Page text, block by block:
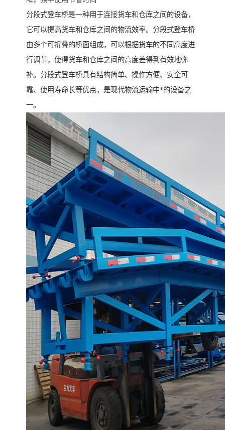
分段式登车桥是一种用于连接货车和仓库之间的设备，
它可以提高货车和仓库之间的物流效率。分段式登车桥
由多个可折叠的桥面组成，可以根据货车的不同高度进
行调节，使得货车和仓库之间的高度差得到有效地弥
补。分段式登车桥具有结构简单、操作方便、安全可
靠、使用寿命长等优点，是现代物流运输中*的设备之
一。